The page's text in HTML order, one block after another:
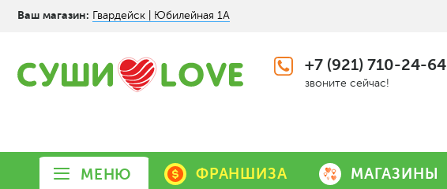
Ваш магазин: Гвардейск | Юбилейная 1А
+7 (921) 710-24-64
звоните сейчас!
МЕНЮ ФРАНШИЗА МАГАЗИНЫ